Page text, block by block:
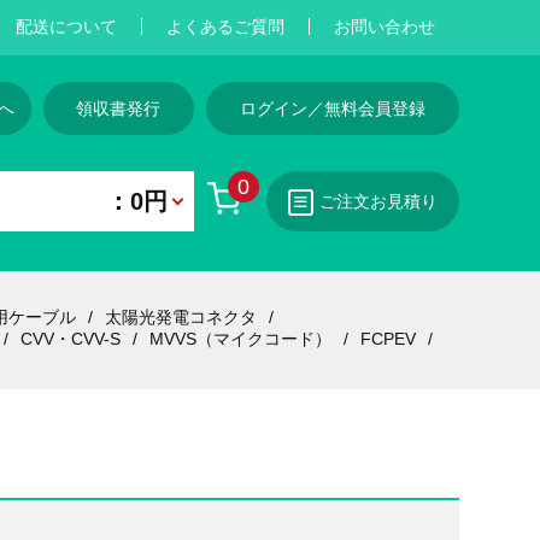
配送について よくあるご質問 お問い合わせ
領収書発行 ログイン／無料会員登録
0
：0円 ご注文お見積り
ケーブル
太陽光発電コネクタ
CVV・CVV-S
MVVS（マイクコード） FCPEV